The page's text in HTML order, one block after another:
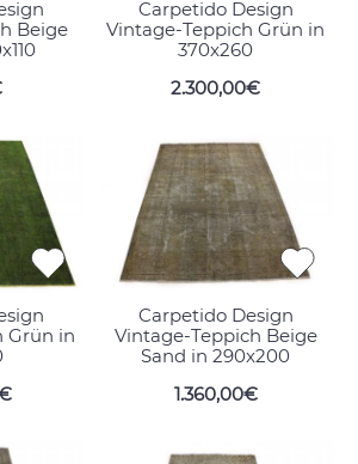
Beige
Carpetido Design
Vintage-Teppich Grün in
370x260
2.300,00€
Grün in
Carpetido Design
Vintage-Teppich Beige
Sand in 290x200
1.360,00€